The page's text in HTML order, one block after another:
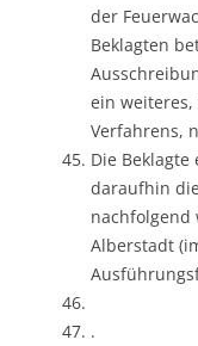
der
Beklagten
ein weiteres,
Verfahrens,
Die
daraufhin
nachfolgend
Alberstadt
.